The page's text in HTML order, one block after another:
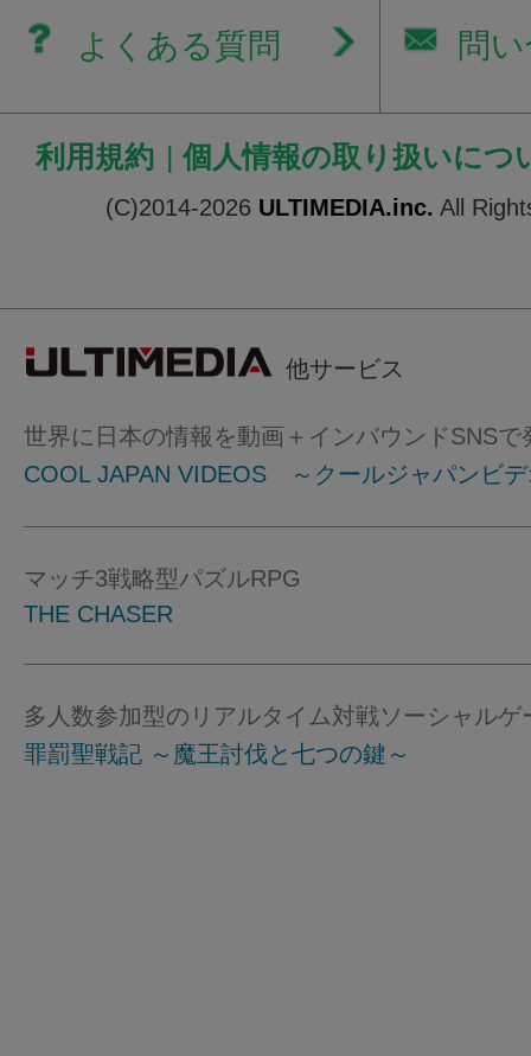
よくある質問 問
利用規約 | 個人情報の取り扱いにつ
(C)2014-2026 ULTIMEDIA.inc. All
他サービス
世界に日本の情報を動画＋インバウンドSNSで
COOL JAPAN VIDEOS ～クールジャパンビ
マッチ3戦略型パズルRPG
THE CHASER
多人数参加型のリアルタイム対戦ソーシャルゲ
罪罰聖戦記 ～魔王討伐と七つの鍵～